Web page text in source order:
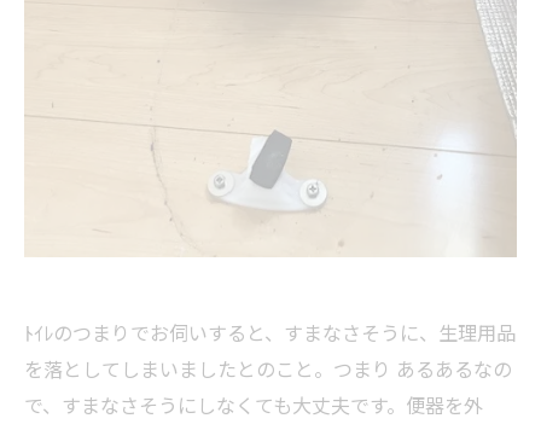
ﾄｲﾚのつまりでお伺いすると、すまなさそうに、生理用品
を落としてしまいましたとのこと。つまり あるあるなの
で、すまなさそうにしなくても大丈夫です。便器を外